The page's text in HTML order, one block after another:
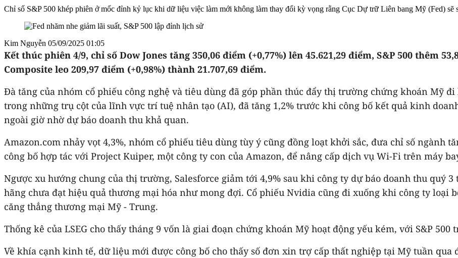
Chỉ số S&P 500 khép phiên ở mốc đỉnh kỷ lục khi dữ liệu việc làm mới không làm thay đổi kỳ vọng rằng Cục Dự trữ Liên bang Mỹ (Fed) sẽ
Kim Nguyễn 05/09/2025 01:05
Kết thúc phiên 4/9, chỉ số Dow Jones tăng 350,06 điểm (+0,77%) lên 45.621,29 điểm, S&P 500 thêm
Composite leo 209,97 điểm (+0,98%) thành 21.707,69 điểm.
Đà tăng của nhóm cổ phiếu công nghệ và tiêu dùng đã góp phần thúc đẩy thị trường chứng khoán Mỹ
trong những trụ cột của lĩnh vực trí tuệ nhân tạo (AI), đã tăng 1,2% trước khi công bố kết quả kinh
ngoài giờ nhờ dự báo doanh thu khả quan.
Amazon.com nhảy vọt 4,3%, nhóm cổ phiếu tiêu dùng tùy ý cũng đồng loạt khởi sắc, đưa chỉ số ngành
công bố hợp tác với Project Kuiper, một công ty con của Amazon, để nâng cấp dịch vụ Wi-Fi trên máy
Ngược xu hướng chung của thị trường, Salesforce giảm tới 4,9% sau khi công ty dự báo doanh thu quý
hãng chưa đạt hiệu quả thương mại hóa như mong đợi. Cổ phiếu Nvidia cũng đi xuống khi công ty loại
căng thẳng thương mại Mỹ - Trung.
Thống kê của LSEG cho thấy tháng 9 vốn là giai đoạn chứng khoán Mỹ hoạt động yếu kém, với S&P
Về khía cạnh kinh tế, dữ liệu mới được công bố cho thấy số đơn xin trợ cấp thất nghiệp tại Mỹ tuần